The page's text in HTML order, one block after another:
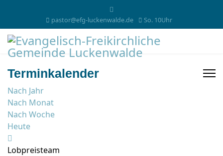
pastor@efg-luckenwalde.de So. 10Uhr
Terminkalender
Nach Jahr
Nach Monat
Nach Woche
Heute
Lobpreisteam